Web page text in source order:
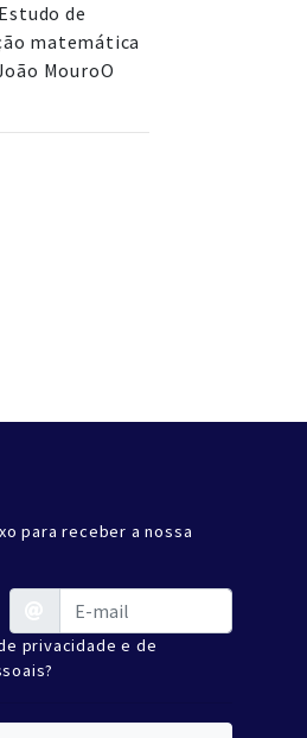
de
matemática
MouroO
para receber a nossa
privacidade e de